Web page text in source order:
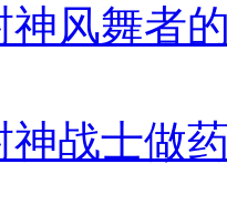
神风舞者
神战士做